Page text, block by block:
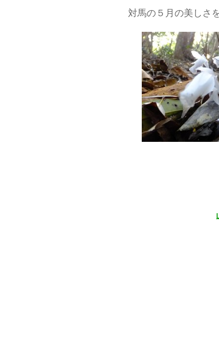
対馬の５月の美しさ